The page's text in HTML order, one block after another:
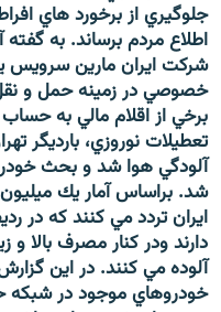
جلوگيري از برخورد هاي
اطلاع مردم برساند. به
شركت ايران مارين سرويس
خصوصي در زمينه حمل و نقل
برخي از اقلام مالي به
تعطيلات نوروزي، بارديگر
آلودگي هوا شد و بحث
ايران تردد مي كنند كه در
دارند ودر كنار مصرف بالا
آلوده مي كنند. در اين